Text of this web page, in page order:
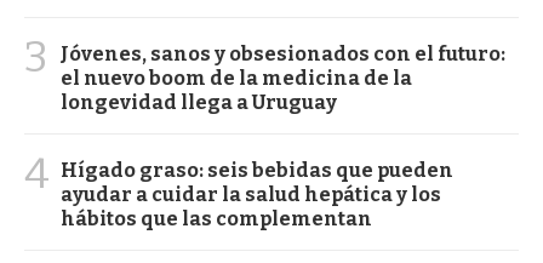
3
Jóvenes, sanos y obsesionados con el futuro:
el nuevo boom de la medicina de la
longevidad llega a Uruguay
4 Hígado graso: seis bebidas que pueden
ayudar a cuidar la salud hepática y los
hábitos que las complementan